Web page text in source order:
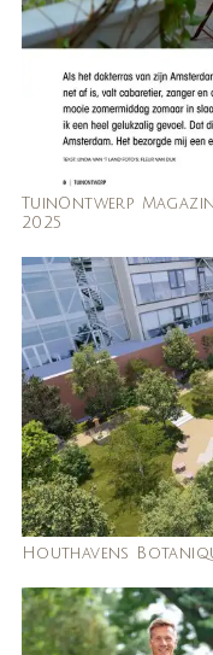
TuinOntwerp
2025
Houthavens